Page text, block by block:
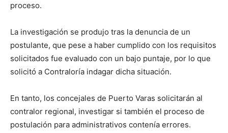
proceso.
La investigación se produjo tras la denuncia de un
postulante, que pese a haber cumplido con los requisitos
solicitados fue evaluado con un bajo puntaje, por lo que
solicitó a Contraloría indagar dicha situación.
En tanto, los concejales de Puerto Varas solicitarán al
contralor regional, investigar si también el proceso de
postulación para administrativos contenía errores.